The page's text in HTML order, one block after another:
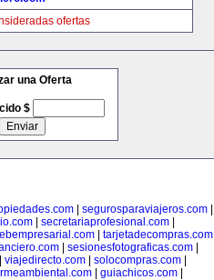
ofertas
una Oferta
$
segurosparaviajeros.com
| secretariaprofesional.com|
| tarjetadecompras.com|
| sesionesfotograficas.com|
viajedirecto.com solocompras.com
guiachicos.com